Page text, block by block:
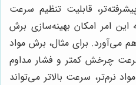
قابلیت تنظیم سرعت
امر امکان بهینه‌سازی برش
می‌آورد. برای مثال، برش مواد
چرخش کمتر و فشار مداوم
نرم‌تر، سرعت بالاتر می‌تواند